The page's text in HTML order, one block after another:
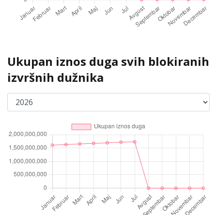
Ukupan iznos duga svih blokiranih
izvršnih dužnika